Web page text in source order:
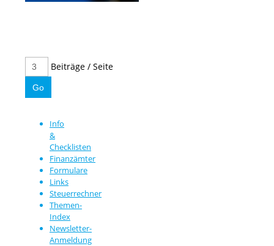
Beiträge / Seite
Info
&
Checklisten
Finanzämter
Formulare
Links
Steuerrechner
Themen-
Index
Newsletter-
Anmeldung